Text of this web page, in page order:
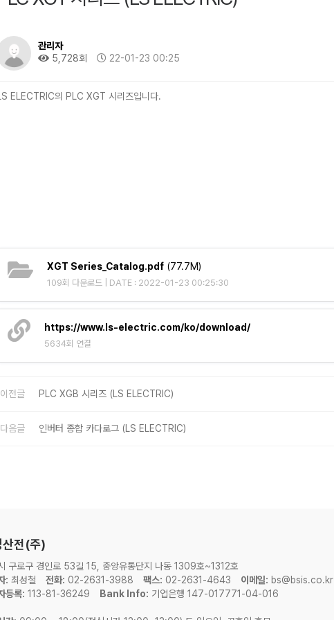
관리자
5,728회
22-01-23 00:25
LS ELECTRIC의 PLC XGT 시리즈입니다.
XGT Series_Catalog.pdf (77.7M)
109회 다운로드 | DATE : 2022-01-23 00:25:30
https://www.ls-electric.com/ko/download/
5634회 연결
전글 PLC XGB 시리즈 (LS ELECTRIC)
음글 인버터 종합 카다로그 (LS ELECTRIC)
산전(주)
구로구 경인로 53길 15, 중앙유통단지 나동 1309호~1312호
: 최성철 전화: 02-2631-3988 팩스: 02-2631-4643 이메일: bs@bsis.co.kr
등록: 113-81-36249 Bank Info: 기업은행 147-017771-04-016